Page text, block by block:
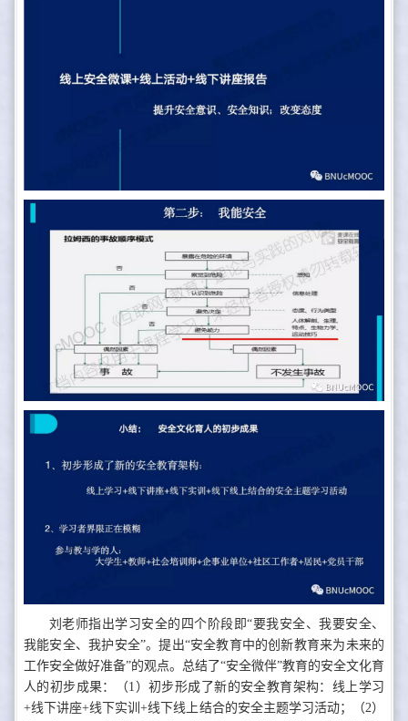
刘老师指出学习安全的四个阶段即“要我安全、我要安全、
我能安全、我护安全”。提出“安全教育中的创新教育来为未来的
工作安全做好准备”的观点。总结了“安全微伴”教育的安全文化育
人的初步成果：（1）初步形成了新的安全教育架构：线上学习
+线下讲座+线下实训+线下线上结合的安全主题学习活动；（2）